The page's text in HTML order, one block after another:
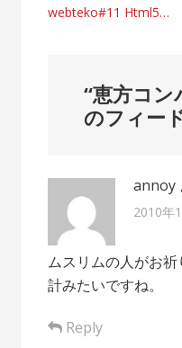
投
ー
シ
ョ
ン
webteko#11 Html5で作るiPhoneアプリケーション2010
“恵方コン
のフィー
annoy
2010年
ムスリムの人がお
計みたいですね。
Reply